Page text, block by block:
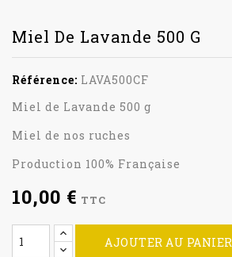
Miel De Lavande 500 G
Référence: LAVA500CF
Miel de Lavande 500 g
Miel de nos ruches
Production 100% Française
10,00 € TTC
AJOUTER AU PANIER